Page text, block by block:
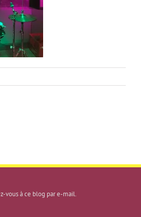
vous à ce blog par e-mail.